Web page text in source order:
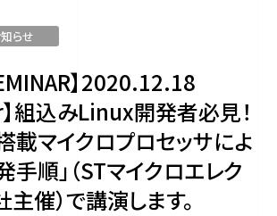
らせ
】2020.12.18
】組込みLinux開発者必見！
載マイクロプロセッサによ
手順」（STマイクロエレク
主催）で講演します。